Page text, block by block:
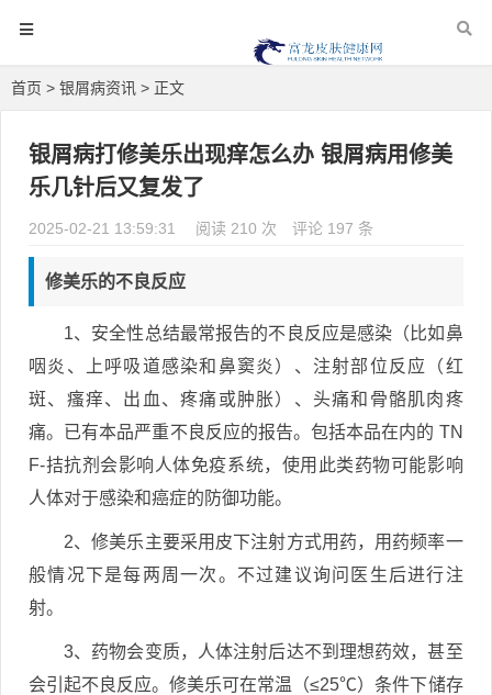
首页 > 银屑病资讯 > 正文
银屑病打修美乐出现痒怎么办 银屑病用修美
乐几针后又复发了
2025-02-21 13:59:31 阅读 210 次 评论 197 条
修美乐的不良反应
1、安全性总结最常报告的不良反应是感染（比如鼻
咽炎、上呼吸道感染和鼻窦炎）、注射部位反应（红
斑、瘙痒、出血、疼痛或肿胀）、头痛和骨骼肌肉疼
痛。已有本品严重不良反应的报告。包括本品在内的 TN
F-拮抗剂会影响人体免疫系统，使用此类药物可能影响
人体对于感染和癌症的防御功能。
2、修美乐主要采用皮下注射方式用药，用药频率一
般情况下是每两周一次。不过建议询问医生后进行注
射。
3、药物会变质，人体注射后达不到理想药效，甚至
会引起不良反应。修美乐可在常温（≤25℃）条件下储存